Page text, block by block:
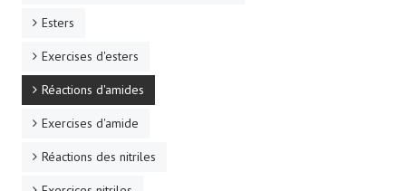
Esters
Exercises d'esters
Réactions d'amides
Exercises d'amide
Réactions des nitriles